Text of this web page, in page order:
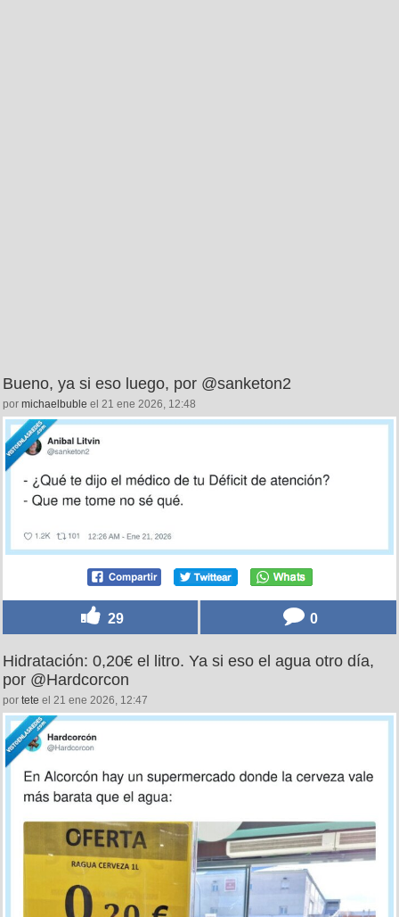
Bueno, ya si eso luego, por @sanketon2
por michaelbuble el 21 ene 2026, 12:48
29 0
Hidratación: 0,20€ el litro. Ya si eso el agua otro día,
por @Hardcorcon
por tete el 21 ene 2026, 12:47